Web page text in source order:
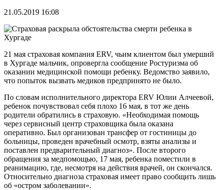
21.05.2019 16:08
21 мая страховая компания ERV, чьим клиентом был умерший
в Хургаде мальчик, опровергла сообщение Ростуризма об
оказании медицинской помощи ребенку. Ведомство заявило,
что попыток вызвать медиков предпринято не было.
По словам исполнительного директора ERV Юлии Алчеевой,
ребенок почувствовал себя плохо 16 мая, в тот же день
родители обратились в страховую. «Необходимая помощь
через сервисный центр страховщика была оказана
оперативно. Был организован трансфер от гостиницы до
больницы, проведен врачебный осмотр, взяты анализы и
поставлен предварительный диагноз». После второго
обращения за медпомощью, 17 мая, ребенка поместили в
реанимацию, где, несмотря на действия врачей, он скончался.
Относительно диагноза страховая имеет право сообщить лишь
об «остром заболевании».